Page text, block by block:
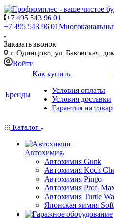
+7 495 543 96 01
+7 495 543 96 01
Заказать звонок
г. Одинцово, ул. Баковская,
Войти
Бренды
Как купить
Условия оплаты
Условия доставки
Гарантия на товар
Каталог
Автохимия
Автохимия Gunk
Автохимия Koch
Автохимия Pingo
Автохимия Profi
Автохимия Turtle
Японская химия